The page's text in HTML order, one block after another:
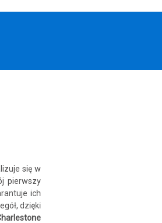
się w
pierwszy
ich
dzięki